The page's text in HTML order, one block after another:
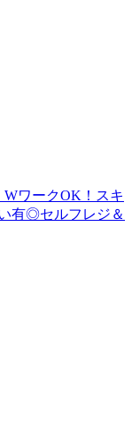
ワークOK！スキ
有◎セルフレジ＆